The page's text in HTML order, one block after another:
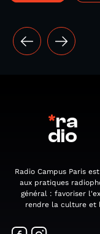
*ra
dio
Radio Campus Paris
aux pratiques
général : favoriser
rendre la culture et